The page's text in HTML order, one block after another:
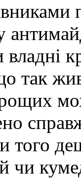
владні
так
того
чи